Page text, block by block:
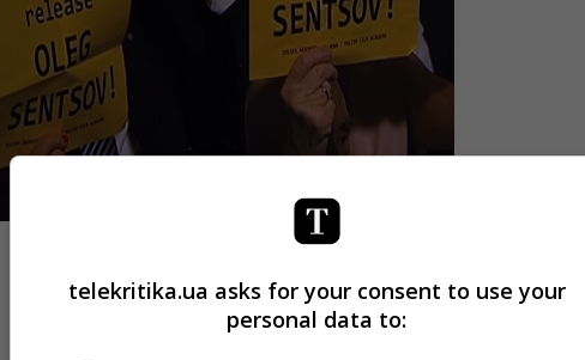
telekritika.ua asks for your consent to use your
personal data to: